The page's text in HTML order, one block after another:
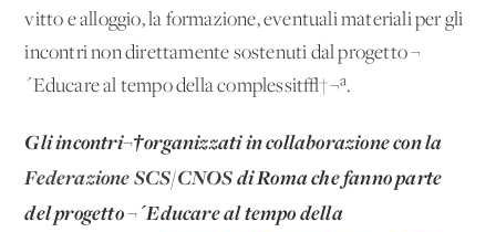
vitto e alloggio, la formazione, eventuali materiali per gli
incontri non direttamente sostenuti dal progetto ¬
´Educare al tempo della complessit√†¬ª.
Gli incontri¬†organizzati in collaborazione conla
Federazione SCS/CNOSdi Roma che fanno parte
del progetto ¬´Educare al tempo della